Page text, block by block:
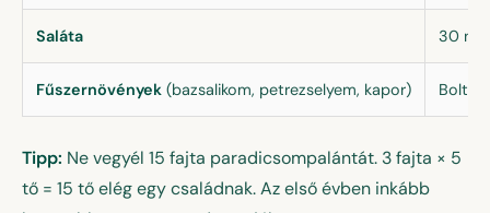
Saláta 30
Fűszernövények (bazsalikom, petrezselyem, kapor) Bolti
Tipp: Ne vegyél 15 fajta paradicsompalántát. 3 fajta × 5
tő = 15 tő elég egy családnak. Az első évben inkább